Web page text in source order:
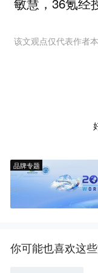
该文观点仅代表作者
品牌专题
你可能也喜欢这